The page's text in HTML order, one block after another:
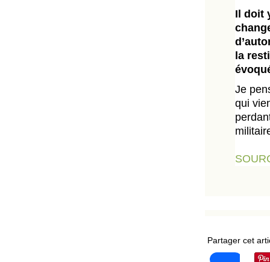
Il doit
la
Je
qui
Partager cet